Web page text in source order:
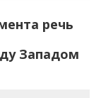
речь
Западом